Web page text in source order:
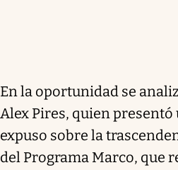
En la oportunidad se
Alex Pires, quien
expuso sobre la
del Programa Marco, que